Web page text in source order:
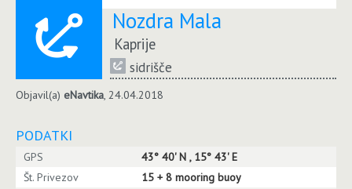
Nozdra Mala
Kaprije
sidrišče
Objavil(a) eNavtika, 24.04.2018
PODATKI
GPS
43° 40' N , 15° 43' E
Št. Privezov
15 + 8 mooring buoy